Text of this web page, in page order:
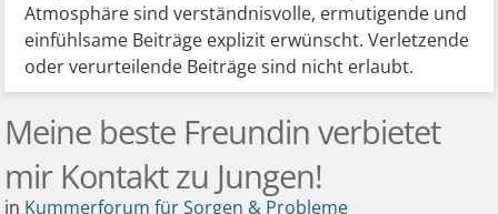
Atmosphäre sind verständnisvolle, ermutigende und
einfühlsame Beiträge explizit erwünscht. Verletzende
oder verurteilende Beiträge sind nicht erlaubt.
Meine beste Freundin verbietet
mir Kontakt zu Jungen!
in Kummerforum für Sorgen & Probleme